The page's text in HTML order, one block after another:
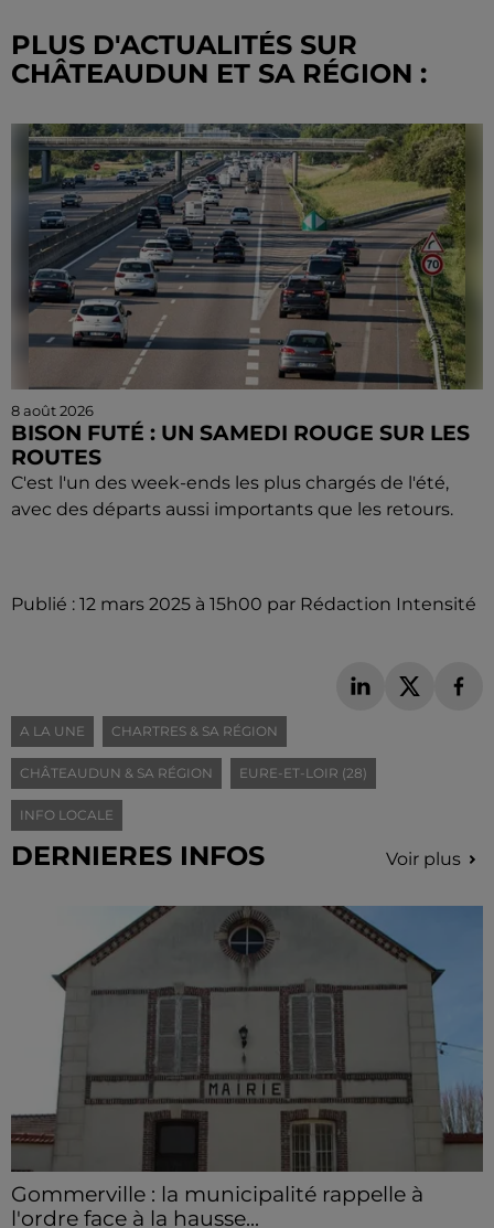
PLUS D'ACTUALITÉS SUR
CHÂTEAUDUN ET SA RÉGION :
8 août 2026
BISON FUTÉ : UN SAMEDI ROUGE SUR LES
ROUTES
C'est l'un des week-ends les plus chargés de l'été,
avec des départs aussi importants que les retours.
Publié : 12 mars 2025 à 15h00 par Rédaction Intensité
A LA UNE CHARTRES & SA RÉGION
CHÂTEAUDUN & SA RÉGION EURE-ET-LOIR (28)
INFO LOCALE
DERNIERES INFOS Voir plus
Gommerville : la municipalité rappelle à
l'ordre face à la hausse...